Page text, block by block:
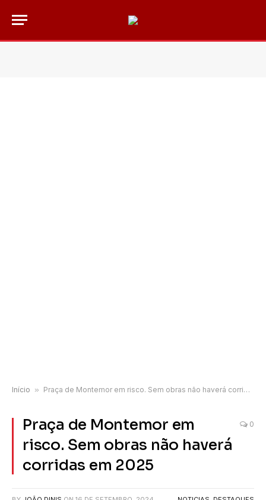
Início » Praça de Montemor em risco. Sem obras não haverá corridas em 2025
Praça de Montemor em
risco. Sem obras não haverá
corridas em 2025
0